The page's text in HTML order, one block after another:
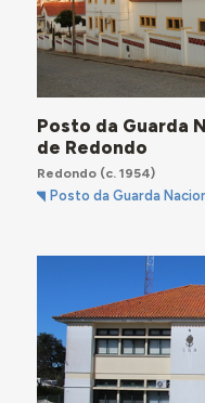
Posto da Guarda
de Redondo
Redondo(c. 1954)
Posto da Guarda